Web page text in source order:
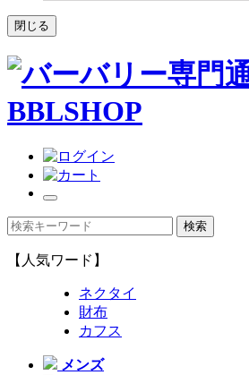
閉じる
【人気ワード】
ネクタイ
財布
カフス
メンズ